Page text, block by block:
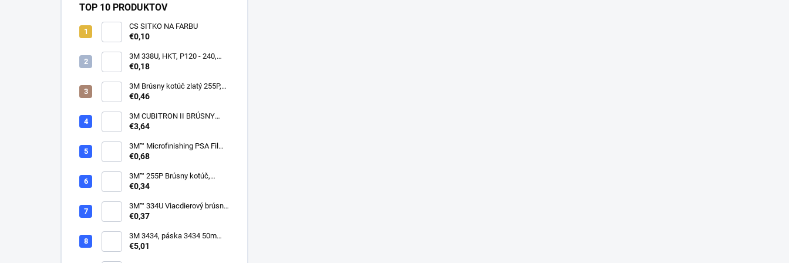
TOP 10 PRODUKTOV
CS SITKO NA FARBU
€0,10
3M 338U, HKT, P120 - 240,
150mm
€0,18
3M Brúsny kotúč zlatý 255P,
suchý zips, 15 dier, v
150 mm
€0,46
3M CUBITRON II BRÚSNY
PÁSIK, 10 X 330 MM
€3,64
3M™ Microfinishing PSA Film
Disc 268L, 9 Mic 3MIL, 37 mm
€0,68
3M™ 255P Brúsny kotúč,
suchý zips, bez dier, 75mm
€0,34
3M™ 334U Viacdierový brúsny
kotúč Purple 75mm
€0,37
3M 3434, páska 3434 50m
modrá
€5,01